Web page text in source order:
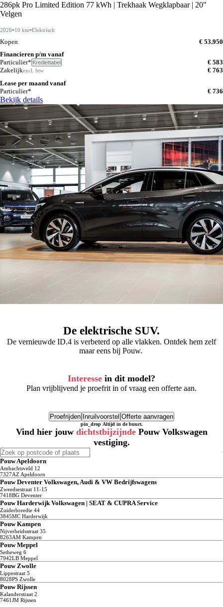
286pk Pro Limited Edition 77 kWh | Trekhaak Wegklapbaar | 20"
Velgen
2026 10 km Elektrisch
Kopen
€ 53.950
Financieren p/m vanaf
Particulier* Krediettabel
€ 583
Zakelijkexcl. btw
€ 763
Lease per maand vanaf
Particulier*
€ 736
Bekijk details
De elektrische SUV.
De vernieuwde ID.4 is verbeterd op alle vlakken. Ontdek hem zelf
maar eens bij Pouw.
Interesse in dit model?
Plan vrijblijvend je proefrit in of vraag een offerte aan.
Proefrijden Inruilvoorstel Offerte aanvragen
pin_dropAltijd in de buurt.
Vind hier jouw dichtstbijzijndePouw Volkswagen
vestiging.
Pouw Apeldoorn
Ambachtsveld 12
7327AZ Apeldoorn
Pouw Deventer Volkswagen, Audi & VW Bedrijfswagens
Zweedsestraat 11-15
7418BG Deventer
Pouw Harderwijk Volkswagen | SEAT & CUPRA Service
Zuiderbreedte 44
3845MC Harderwijk
Pouw Kampen
Nijverheidsstraat 35
8263AM Kampen
Pouw Meppel
Setheweg 6
7942LB Meppel
Pouw Zwolle
Lippestraat 5
8028PS Zwolle
Pouw Rijssen
Kalanderstraat 2
7461JM Rijssen